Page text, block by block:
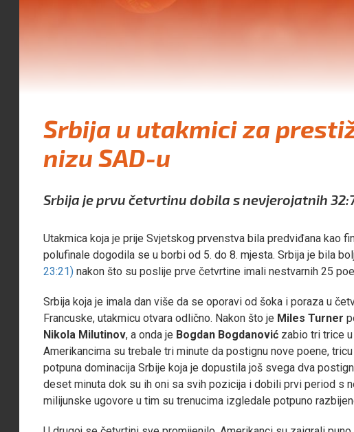
Srbija u utakmici za
nizu SAD-u
Srbija je prvu četvrtinu dobila s nevjerojatnih
Utakmica koja je prije Svjetskog prvenstva bila predviđana kao
polufinale dogodila se u borbi od 5. do 8. mjesta. Srbija je bila
23:21) nakon što su poslije prve četvrtine imali nestvarnih 25
Srbija koja je imala dan više da se oporavi od šoka i poraza u
Francuske, utakmicu otvara odlično. Nakon što je Miles Turner
Nikola Milutinov, a onda je Bogdan Bogdanović zabio tri trice
Amerikancima su trebale tri minute da postignu nove poene,
potpuna dominacija Srbije koja je dopustila još svega dva
deset minuta dok su ih oni sa svih pozicija i dobili prvi period s
milijunske ugovore u tim su trenucima izgledale potpuno